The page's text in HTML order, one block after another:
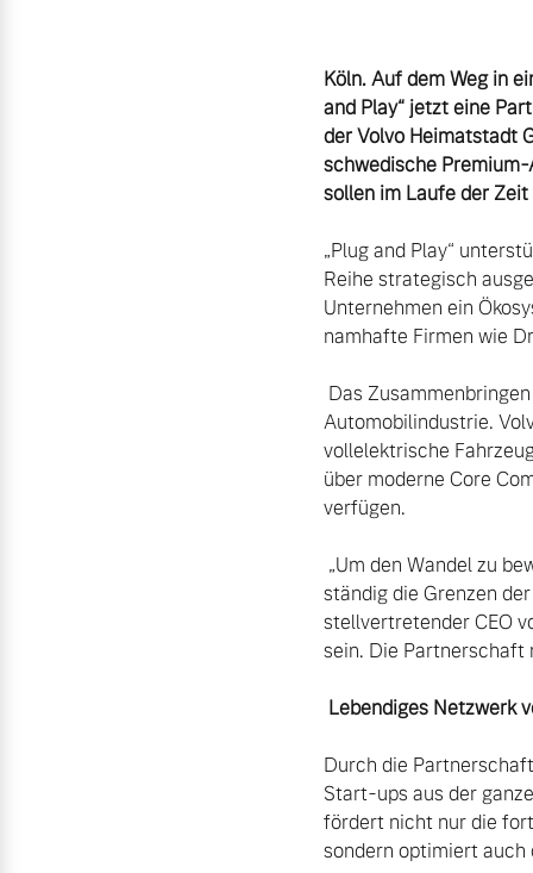
Aktuelle Serviceangebote
Köln. Auf dem Weg in
and Play“ jetzt eine
der Volvo Heimatstadt
schwedische
sollen im Laufe der
„Plug and Play“
Reihe strategisch
Unternehmen ein
namhafte Firmen wie
Automobilindustrie.
vollelektrische
über moderne Core
verfügen.
ständig die Grenzen
stellvertretender CEO
sein. Die Partnerschaft
Lebendiges Netzwerk
Durch die
Start-ups aus der
fördert nicht nur die
sondern optimiert